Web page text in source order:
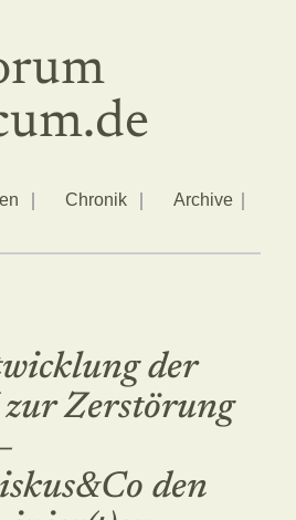
Chronik
Archive
der
zur Zerstörung
den